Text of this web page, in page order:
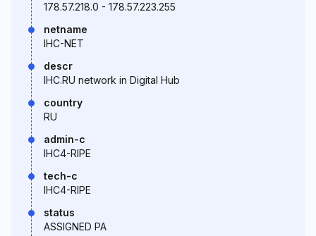
178.57.218.0 - 178.57.223.255
netname
IHC-NET
descr
IHC.RU network in Digital Hub
country
RU
admin-c
IHC4-RIPE
tech-c
IHC4-RIPE
status
ASSIGNED PA